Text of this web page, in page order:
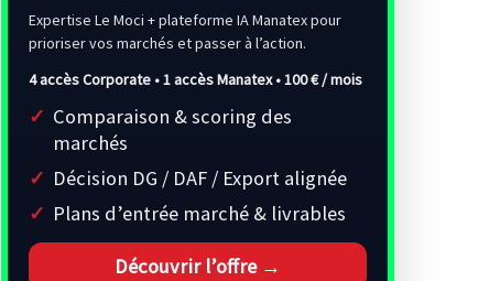
Expertise Le Moci + plateforme IA Manatex pour
prioriser vos marchés et passer à l’action.
4 accès Corporate • 1 accès Manatex •100 € / mois
Comparaison & scoring des
marchés
Décision DG / DAF / Export alignée
Plans d’entrée marché & livrables
Découvrir l’offre →